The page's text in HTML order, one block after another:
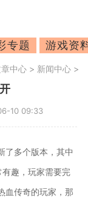
专题 游戏资
中心 > 新闻中心 >
10 09:33
了多个版本，其中
趣，玩家需要完
血传奇的玩家，那